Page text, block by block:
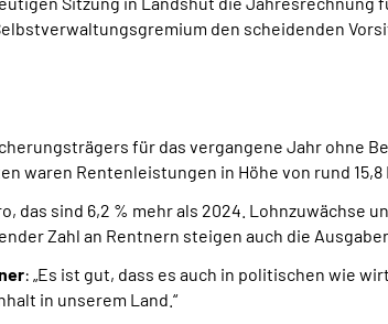
den scheidenden
für das vergangene Jahr ohne
Rentenleistungen in Höhe von rund 15,8
das sind 6,2 % mehr als 2024. Lohnzuwächse
Zahl an Rentnern steigen auch die
: „Es ist gut, dass es auch in politischen wie
in unserem Land.“